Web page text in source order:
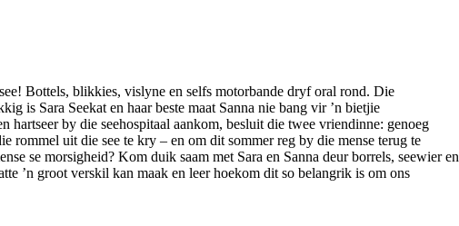
Bottels, blikkies, vislyne en selfs motorbande dryf oral rond. Die
is Sara Seekat en haar beste maat Sanna nie bang vir ’n bietjie
hartseer by die seehospitaal aankom, besluit die twee vriendinne: genoeg
rommel uit die see te kry – en om dit sommer reg by die mense terug te
se morsigheid? Kom duik saam met Sara en Sanna deur borrels, seewier en
’n groot verskil kan maak en leer hoekom dit so belangrik is om ons